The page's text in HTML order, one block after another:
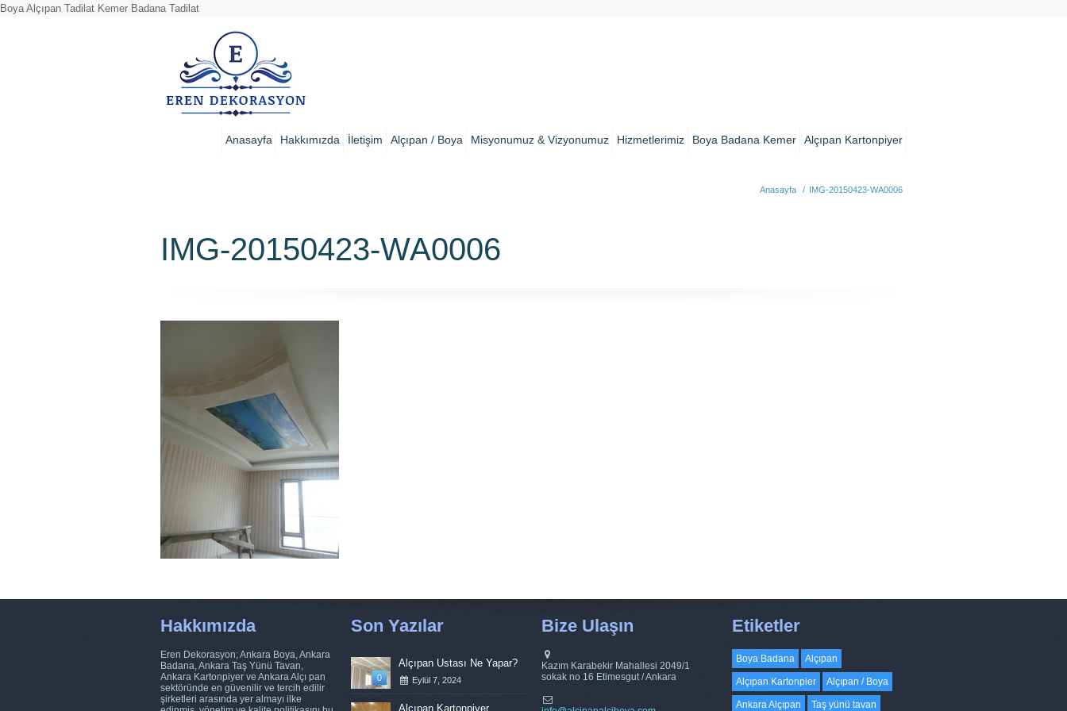
Boya Alçıpan Tadilat Kemer Badana Tadilat
Anasayfa Hakkımızda İletişim Alçıpan / Boya Misyonumuz & Vizyonumuz Hizmetlerimiz Boya Badana Kemer Alçıpan Kartonpiyer
IMG-20150423-WA0006
Anasayfa / IMG-20150423-WA0006
Hakkımızda
Eren Dekorasyon; Ankara Boya, Ankara
Badana, Ankara Taş Yünü Tavan,
Ankara Kartonpiyer ve Ankara Alçı pan
sektöründe en güvenilir ve tercih edilir
şirketleri arasında yer almayı ilke
Son Yazılar
0
Alçıpan Ustası Ne Yapar?
Eylül 7, 2024
Alçıpan Kartonpiyer
Bize Ulaşın
Kazım Karabekir Mahallesi 2049/1
sokak no 16 Etimesgut / Ankara
Etiketler
Boya Badana Alçıpan
Alçıpan Kartonpier Alçıpan / Boya
Ankara Alçıpan Taş yünü tavan